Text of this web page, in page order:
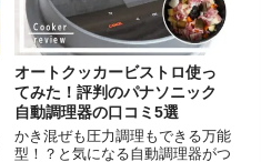
オートクッカービストロ使っ
てみた！評判のパナソニック
自動調理器の口コミ5選
かき混ぜも圧力調理もできる万能
型！？と気になる自動調理器がつ